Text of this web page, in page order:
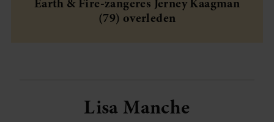
Earth & Fire-zangeres Jerney Kaagman
(79) overleden
Lisa Manche